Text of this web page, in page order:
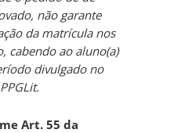
não garante
da matrícula nos
cabendo ao aluno(a)
divulgado no
Art. 55 da